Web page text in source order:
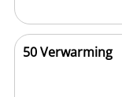
50 Verwarming